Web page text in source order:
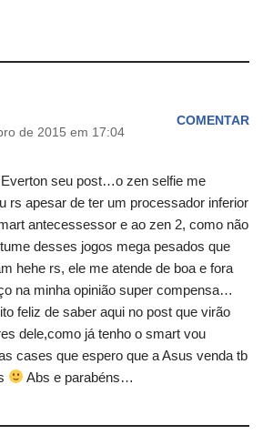
de 2015 em 17:04
COMENTAR
seu post…o zen selfie me
rs apesar de ter um processador inferior
antecessessor e ao zen 2, como não
desses jogos mega pesados que
hehe rs, ele me atende de boa e fora
na minha opinião super compensa…
feliz de saber aqui no post que virão
dele,como já tenho o smart vou
cases que espero que a Asus venda tb
Abs e parabéns…